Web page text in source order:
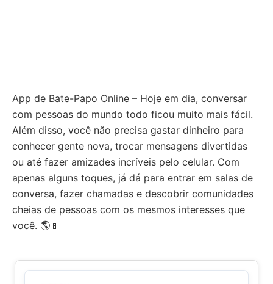
App de Bate-Papo Online – Hoje em dia, conversar
com pessoas do mundo todo ficou muito mais fácil.
Além disso, você não precisa gastar dinheiro para
conhecer gente nova, trocar mensagens divertidas
ou até fazer amizades incríveis pelo celular. Com
apenas alguns toques, já dá para entrar em salas de
conversa, fazer chamadas e descobrir comunidades
cheias de pessoas com os mesmos interesses que
você. 🌎📱